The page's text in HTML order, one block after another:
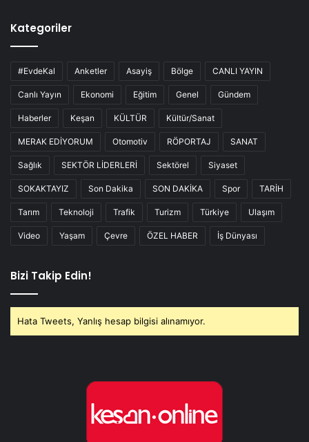
Kategoriler
#EvdeKal Anketler Asayiş Bölge CANLI YAYIN
Canlı Yayın Ekonomi Eğitim Genel Gündem
Haberler Keşan KÜLTÜR Kültür/Sanat
MERAK EDİYORUM Otomotiv RÖPORTAJ SANAT
Sağlık SEKTÖR LİDERLERİ Sektörel Siyaset
SOKAKTAYIZ Son Dakika SON DAKİKA Spor TARİH
Tarım Teknoloji Trafik Turizm Türkiye Ulaşım
Video Yaşam Çevre ÖZEL HABER İş Dünyası
Bizi Takip Edin!
Hata Tweets, Yanlış hesap bilgisi alınamıyor.